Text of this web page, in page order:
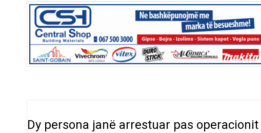
Dy persona janë arrestuar pas